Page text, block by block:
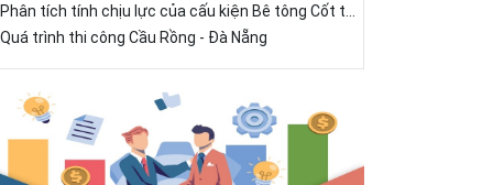
Phân tích tính chịu lực của cấu kiện Bê tông Cốt t...
Quá trình thi công Cầu Rồng - Đà Nẵng